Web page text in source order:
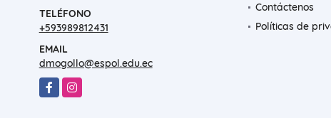
TELÉFONO
+593989812431
EMAIL
dmogollo@espol.edu.ec
FacebookInstagram
Contáctenos
Políticas de